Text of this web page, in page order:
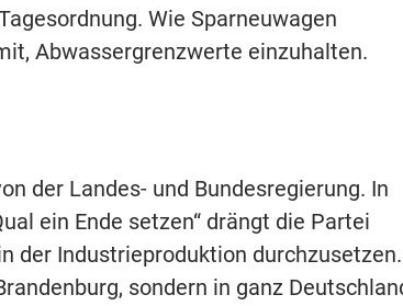
Wie Sparneuwagen
Abwassergrenzwerte einzuhalten.
der Landes- und Bundesregierung. In
ein Ende setzen“ drängt die Partei
der Industrieproduktion durchzusetzen.
sondern in ganz